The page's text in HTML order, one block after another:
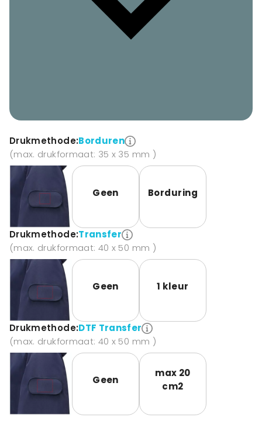
Drukmethode:Borduren
(max. drukformaat: 35 x 35 mm )
Geen Borduring
Drukmethode:Transfer
(max. drukformaat: 40 x 50 mm )
Geen 1 kleur
Drukmethode:DTF Transfer
(max. drukformaat: 40 x 50 mm )
Geen
max 20
cm2